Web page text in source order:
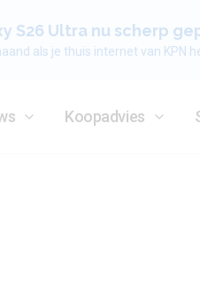
S26 Ultra nu scherp
als je thuis internet van KPN
Koopadvies